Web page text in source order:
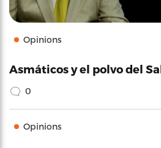
Opinions
Asmáticos y el polvo del
0
Opinions